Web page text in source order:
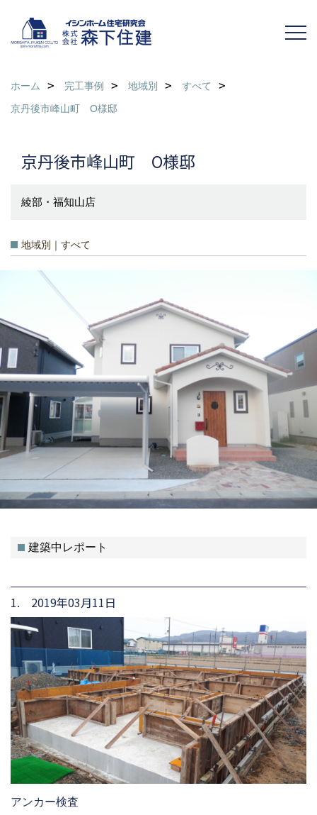
ホーム 完工事例 地域別
すべて
京丹後市峰山町 O様邸
京丹後市峰山町 O様邸
綾部・福知山店
地域別｜すべて
建築中レポート
1. 2019年03月11日
アンカー検査